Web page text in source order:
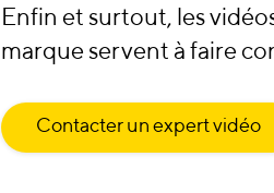
Enfin et surtout, les
marque servent à faire
Contacter un expert vidéo